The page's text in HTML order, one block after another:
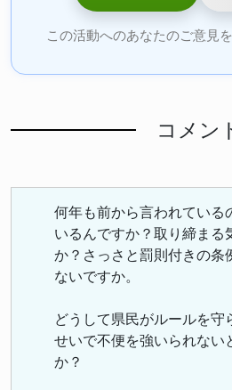
この活動へのあなたのご意見
コメン
何年も前から言われている
いるんですか？取り締まる
か？さっさと罰則付きの条
ないですか。
どうして県民がルールを守
せいで不便を強いられない
か？